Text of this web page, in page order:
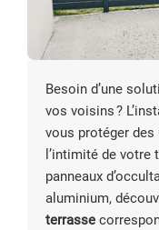
Besoin d’une
vos voisins ?
vous protéger
l’intimité de
panneaux
aluminium,
terrasse